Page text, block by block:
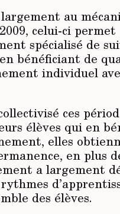
au
celui-ci permet
spécialisé de
bénéficiant de
individuel
ces
élèves qui en
elles
en plus
a largement
des élèves.